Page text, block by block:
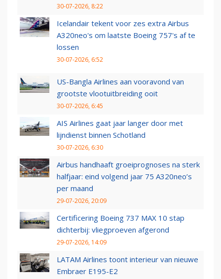
30-07-2026, 8:22
Icelandair tekent voor zes extra Airbus
A320neo's om laatste Boeing 757's af te
lossen
30-07-2026, 6:52
US-Bangla Airlines aan vooravond van
grootste vlootuitbreiding ooit
30-07-2026, 6:45
AIS Airlines gaat jaar langer door met
lijndienst binnen Schotland
30-07-2026, 6:30
Airbus handhaaft groeiprognoses na sterk
halfjaar: eind volgend jaar 75 A320neo’s
per maand
29-07-2026, 20:09
Certificering Boeing 737 MAX 10 stap
dichterbij: vliegproeven afgerond
29-07-2026, 14:09
LATAM Airlines toont interieur van nieuwe
Embraer E195-E2